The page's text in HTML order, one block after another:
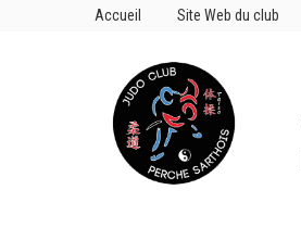
Accueil Site Web du club